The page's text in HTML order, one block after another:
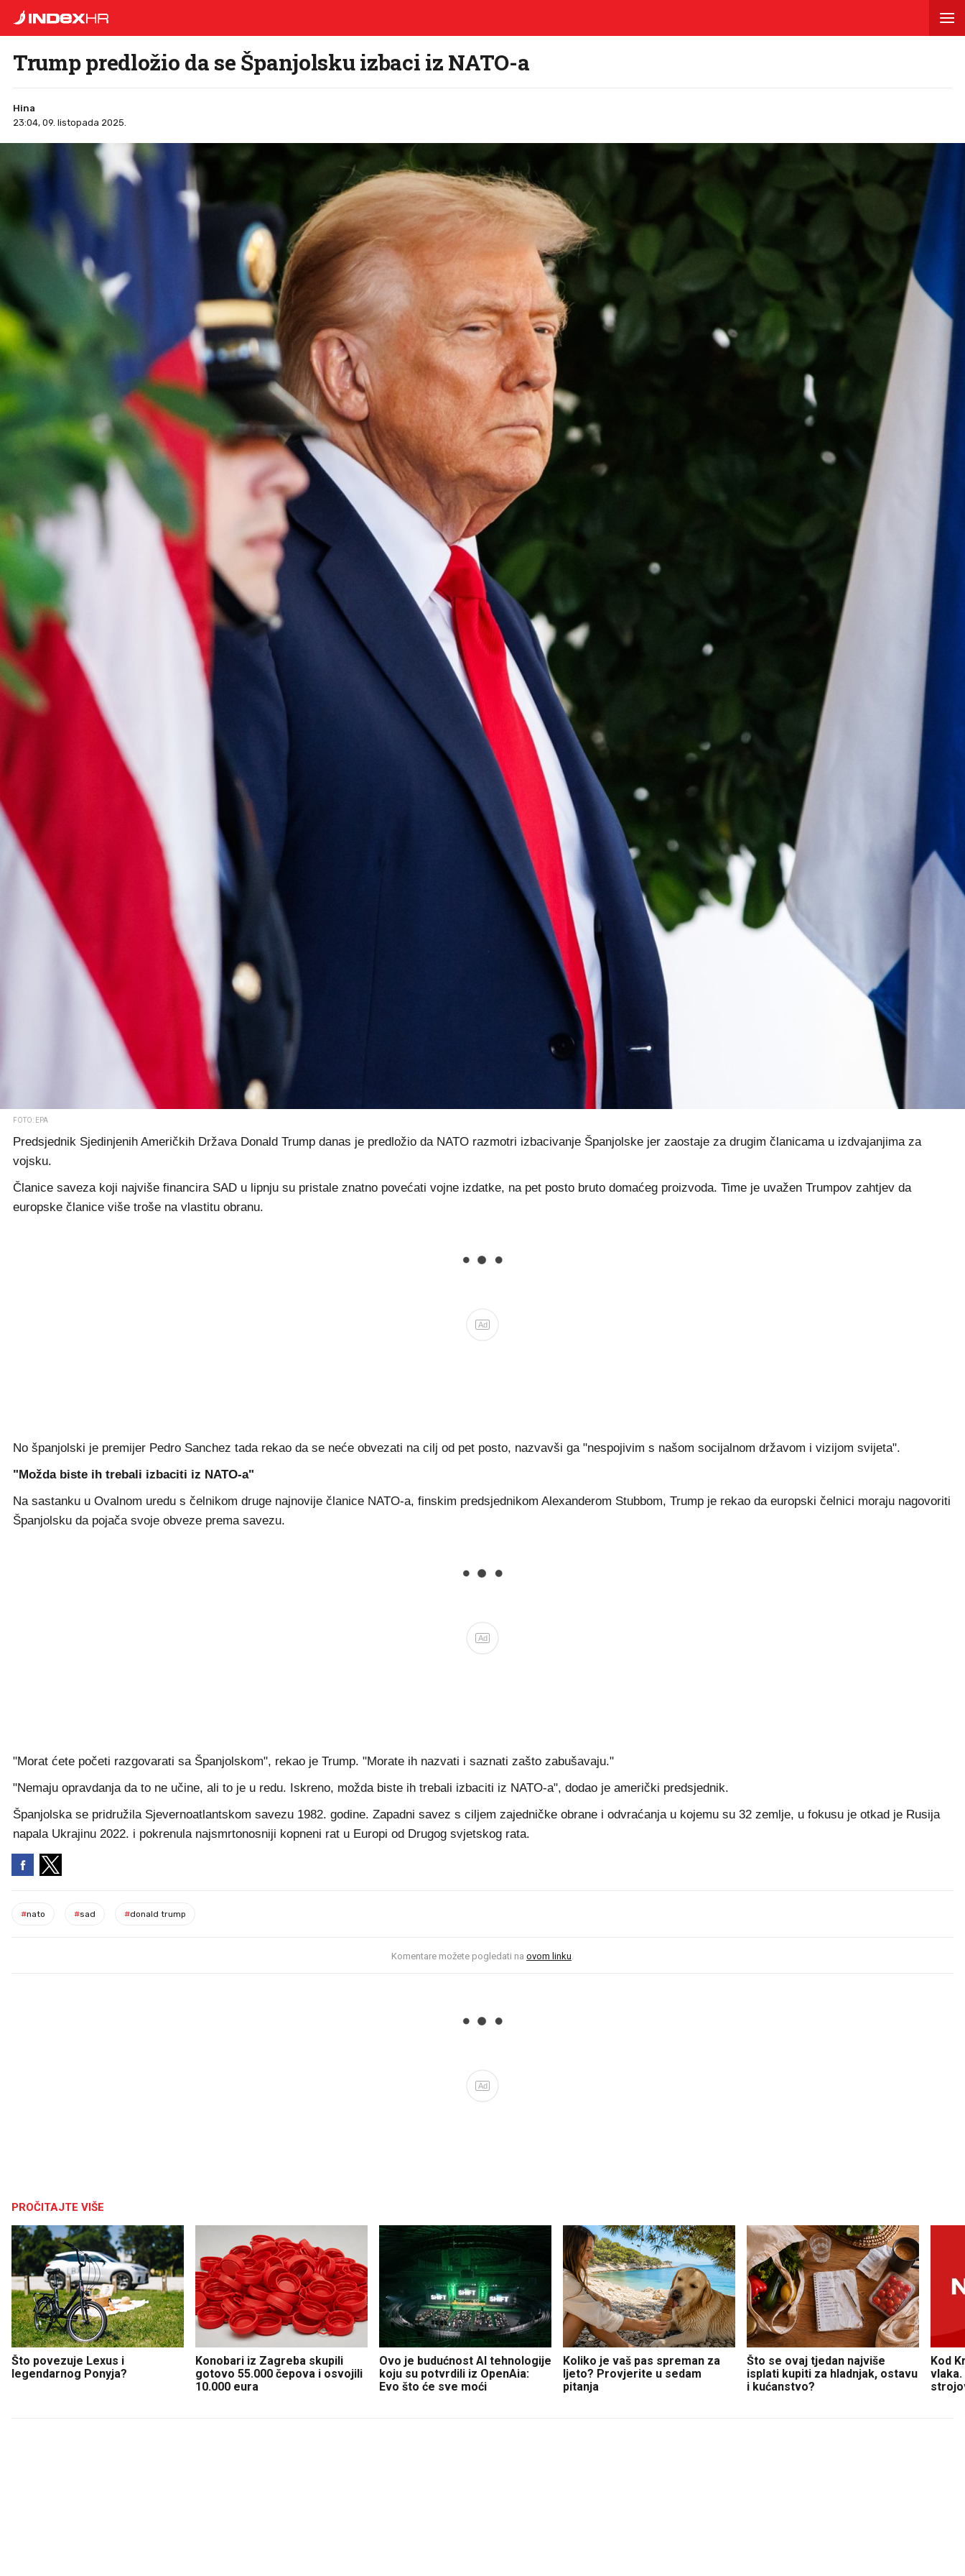
Trump predložio da se Španjolsku izbaci iz NATO-a
Hina
23:04, 09. listopada 2025.
FOTO: EPA
Predsjednik Sjedinjenih Američkih Država Donald Trump danas je predložio da NATO razmotri izbacivanje Španjolske jer zaostaje za drugim članicama u izdvajanjima za
vojsku.
Članice saveza koji najviše financira SAD u lipnju su pristale znatno povećati vojne izdatke, na pet posto bruto domaćeg proizvoda. Time je uvažen Trumpov zahtjev da
europske članice više troše na vlastitu obranu.
Ad
No španjolski je premijer Pedro Sanchez tada rekao da se neće obvezati na cilj od pet posto, nazvavši ga "nespojivim s našom socijalnom državom i vizijom svijeta".
"Možda biste ih trebali izbaciti iz NATO-a"
Na sastanku u Ovalnom uredu s čelnikom druge najnovije članice NATO-a, finskim predsjednikom Alexanderom Stubbom, Trump je rekao da europski čelnici moraju nagovoriti
Španjolsku da pojača svoje obveze prema savezu.
Ad
"Morat ćete početi razgovarati sa Španjolskom", rekao je Trump. "Morate ih nazvati i saznati zašto zabušavaju."
"Nemaju opravdanja da to ne učine, ali to je u redu. Iskreno, možda biste ih trebali izbaciti iz NATO-a", dodao je američki predsjednik.
Španjolska se pridružila Sjevernoatlantskom savezu 1982. godine. Zapadni savez s ciljem zajedničke obrane i odvraćanja u kojemu su 32 zemlje, u fokusu je otkad je Rusija
napala Ukrajinu 2022. i pokrenula najsmrtonosniji kopneni rat u Europi od Drugog svjetskog rata.
#nato #sad #donald trump
Komentare možete pogledati na ovom linku.
Ad
PROČITAJTE VIŠE
Što povezuje Lexus i
legendarnog Ponyja?
Konobari iz Zagreba skupili
gotovo 55.000 čepova i osvojili
10.000 eura
Ovo je budućnost AI tehnologije
koju su potvrdili iz OpenAia:
Evo što će sve moći
Koliko je vaš pas spreman za
ljeto? Provjerite u sedam
pitanja
Što se ovaj tjedan najviše
isplati kupiti za hladnjak, ostavu
i kućanstvo?
Kod
vlaka.